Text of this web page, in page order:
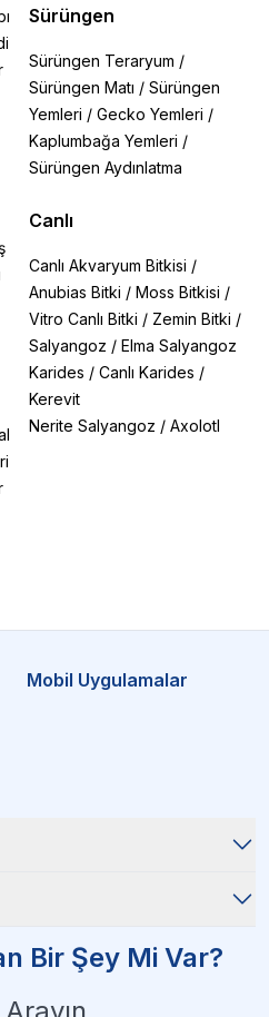
Sürüngen
Sürüngen Teraryum /
Sürüngen Matı / Sürüngen
Yemleri / Gecko Yemleri /
Kaplumbağa Yemleri /
Sürüngen Aydınlatma
Canlı
Canlı Akvaryum Bitkisi /
Anubias Bitki / Moss Bitkisi /
Vitro Canlı Bitki / Zemin Bitki /
Salyangoz / Elma Salyangoz
Karides / Canlı Karides /
Kerevit
Nerite Salyangoz / Axolotl
Mobil Uygulamalar
Bir Şey Mi Var?